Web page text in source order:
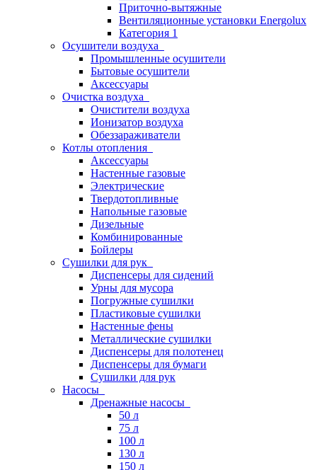
Приточно-вытяжные
Вентиляционные установки Energolux
Категория 1
Осушители воздуха
Промышленные осушители
Бытовые осушители
Аксессуары
Очистка воздуха
Очистители воздуха
Ионизатор воздуха
Обеззараживатели
Котлы отопления
Аксессуары
Настенные газовые
Электрические
Твердотопливные
Напольные газовые
Дизельные
Комбинированные
Бойлеры
Сушилки для рук
Диспенсеры для сидений
Урны для мусора
Погружные сушилки
Пластиковые сушилки
Настенные фены
Металлические сушилки
Диспенсеры для полотенец
Диспенсеры для бумаги
Сушилки для рук
Насосы
Дренажные насосы
50 л
75 л
100 л
130 л
150 л